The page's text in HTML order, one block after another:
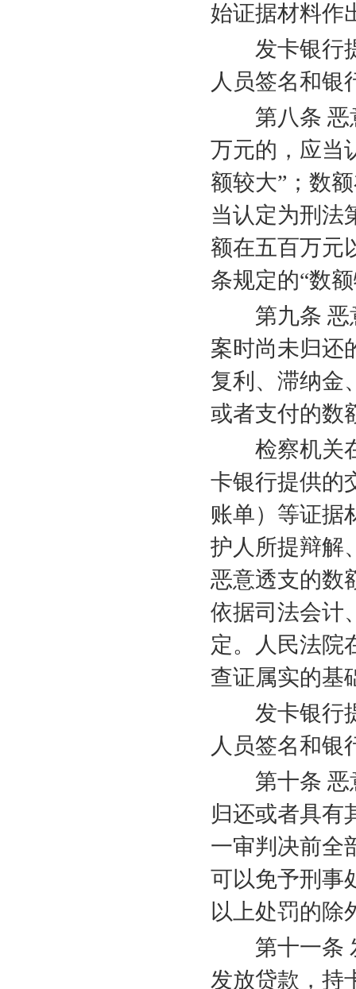
始证据材料作
发卡银行提
人员签名和银
第八条 恶意
万元的，应当
额较大”；数
当认定为刑法
额在五百万元
条规定的“数
第九条 恶意
案时尚未归还
复利、滞纳金
或者支付的数
检察机关在
卡银行提供的
账单）等证据
护人所提辩解
恶意透支的数
依据司法会计
定。人民法院
查证属实的基
发卡银行提
人员签名和银
第十条 恶意
归还或者具有
一审判决前全
可以免予刑事
以上处罚的除
第十一条 发
发放贷款，持